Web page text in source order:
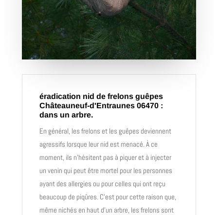
éradication nid de frelons guêpes
Châteauneuf-d'Entraunes 06470 :
dans un arbre.
En général, les frelons et les guêpes deviennent
agressifs lorsque leur nid est menacé. À ce
moment, ils n’hésitent pas à piquer et à injecter
un venin qui peut être mortel pour les personnes
ayant des allergies ou pour celles qui ont reçu
beaucoup de piqûres. C’est pour cette raison que,
même nichés en haut d’un arbre, les frelons sont